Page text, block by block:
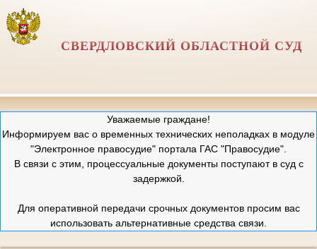
СВЕРДЛОВСКИЙ ОБЛАСТНОЙ СУД
Уважаемые граждане!
Информируем вас о временных технических неполадках в модуле
"Электронное правосудие" портала ГАС "Правосудие".
В связи с этим, процессуальные документы поступают в суд с
задержкой.
Для оперативной передачи срочных документов просим вас
использовать альтернативные средства связи.